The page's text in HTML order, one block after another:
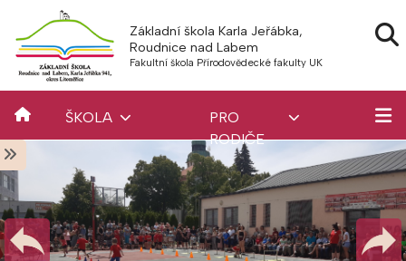
Základní škola Karla Jeřábka,
Roudnice nad Labem
Fakultní škola Přírodovědecké fakulty UK
ŠKOLA
PRO
RODIČE